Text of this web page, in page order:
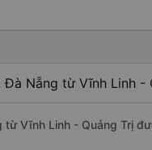
Đà Nẵng từ Vĩnh Linh
từ Vĩnh Linh - Quảng Trị